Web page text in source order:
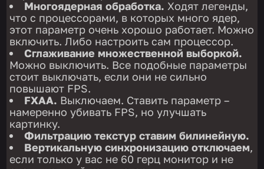
Многоядерная обработка. Ходят легенды,
что с процессорами, в которых много ядер,
этот параметр очень хорошо работает. Можно
включить. Либо настроить сам процессор.
Сглаживание множественной выборкой.
Можно выключить. Все подобные параметры
стоит выключать, если они не сильно
повышают FPS.
FXAA. Выключаем. Ставить параметр –
намеренно убивать FPS, но улучшать
картинку.
Фильтрацию текстур ставим билинейную.
Вертикальную синхронизацию отключаем,
если только у вас не 60 герц монитор и не